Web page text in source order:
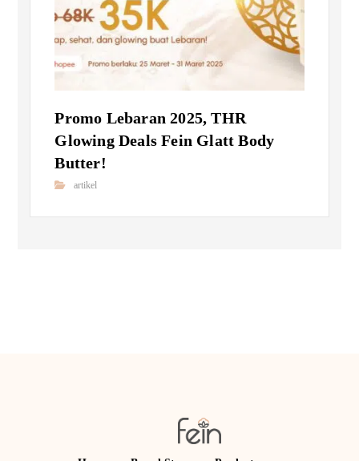
Promo Lebaran 2025, THR
Glowing Deals Fein Glatt Body
Butter!
artikel